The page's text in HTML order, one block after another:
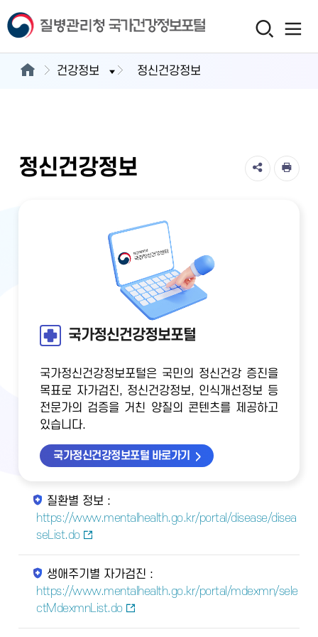
건강정보 정신건강정보
정신건강정보
국가정신건강정보포털
국가정신건강정보포털은 국민의 정신건강 증진을
목표로 자가검진, 정신건강정보, 인식개선정보 등
전문가의 검증을 거친 양질의 콘텐츠를 제공하고
있습니다.
국가정신건강정보포털 바로가기
질환별 정보 :
https://www.mentalhealth.go.kr/portal/disease/disea
seList.do
생애주기별 자가검진 :
https://www.mentalhealth.go.kr/portal/mdexmn/sele
ctMdexmnList.do